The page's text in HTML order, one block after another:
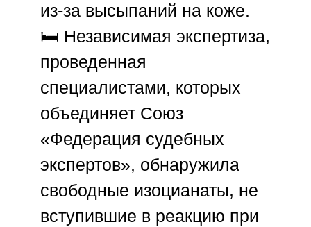
из-за высыпаний на коже.
🛏️ Независимая экспертиза,
проведенная
специалистами, которых
объединяет Союз
«Федерация судебных
экспертов», обнаружила
свободные изоцианаты, не
вступившие в реакцию при